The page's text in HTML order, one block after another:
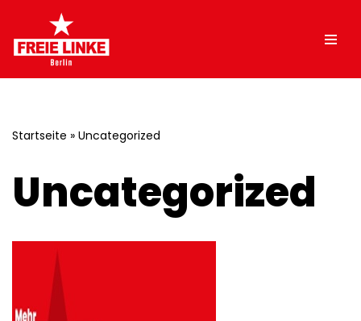
Zum
springen
Startseite » Uncategorized
Uncategorized